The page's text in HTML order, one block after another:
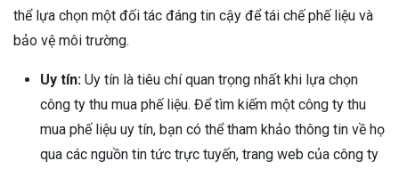
thể lựa chọn một đối tác đáng tin cậy để tái chế phế liệu và
bảo vệ môi trường.
Uy tín: Uy tín là tiêu chí quan trọng nhất khi lựa chọn
công ty thu mua phế liệu. Để tìm kiếm một công ty thu
mua phế liệu uy tín, bạn có thể tham khảo thông tin về họ
qua các nguồn tin tức trực tuyến, trang web của công ty